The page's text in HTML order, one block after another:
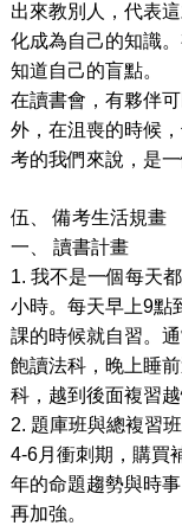
出來教別人，代表
化成為自己的知識
知道自己的盲點。
在讀書會，有夥伴
外，在沮喪的時候
考的我們來說，是一
伍、
備考生活規畫
一、
讀書計畫
1. 我不是一個每天
小時。每天早上9點
課的時候就自習。
飽讀法科，晚上睡
科，越到後面複習
2. 題庫班與總複習
4-6月衝刺期，購買
年的命題趨勢與時
再加強。